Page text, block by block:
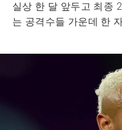
실상 한 달 앞두고 최종
는 공격수들 가운데 한